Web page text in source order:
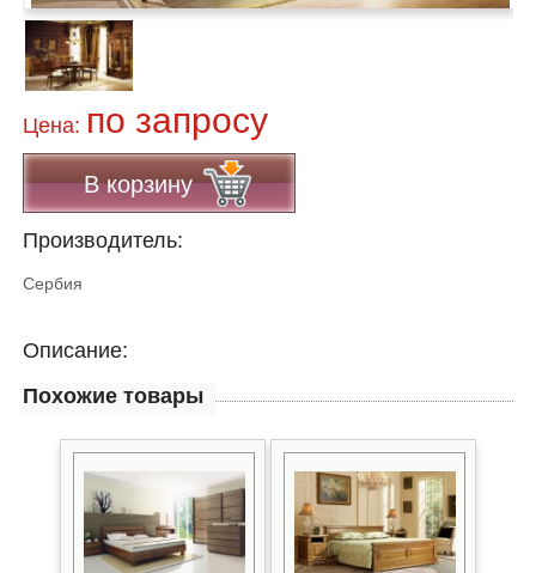
Цена: по запросу
В корзину
Производитель:
Сербия
Описание:
Похожие товары